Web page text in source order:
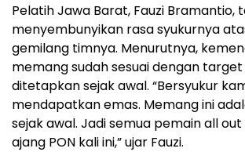
Pelatih Jawa Barat, Fauzi Bramantio,
menyembunyikan rasa syukurnya
gemilang timnya. Menurutnya,
memang sudah sesuai dengan
ditetapkan sejak awal. “Bersyukur
mendapatkan emas. Memang ini
sejak awal. Jadi semua pemain all
ajang PON kali ini,” ujar Fauzi.